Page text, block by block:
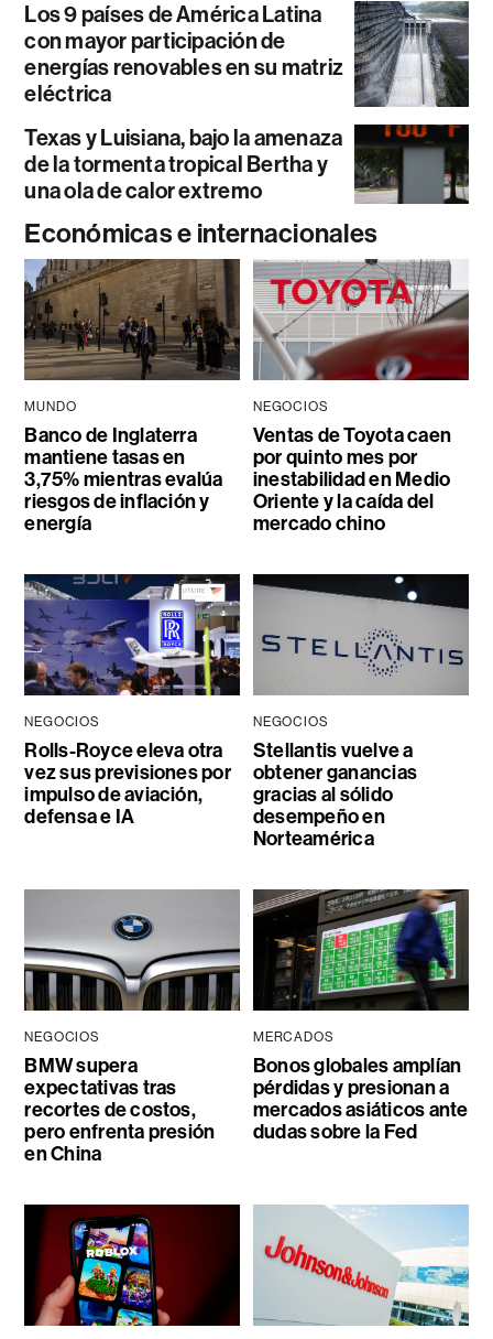
Los 9 países de América Latina
con mayor participación de
energías renovables en su matriz
eléctrica
Texas y Luisiana, bajo la amenaza
de la tormenta tropical Bertha y
una ola de calor extremo
Económicas e internacionales
MUNDO
Banco de Inglaterra
mantiene tasas en
3,75% mientras evalúa
riesgos de inflación y
energía
NEGOCIOS
Ventas de Toyota caen
por quinto mes por
inestabilidad en Medio
Oriente y la caída del
mercado chino
NEGOCIOS
Rolls-Royce eleva otra
vez sus previsiones por
impulso de aviación,
defensa e IA
NEGOCIOS
Stellantis vuelve a
obtener ganancias
gracias al sólido
desempeño en
Norteamérica
NEGOCIOS
BMW supera
expectativas tras
recortes de costos,
pero enfrenta presión
en China
MERCADOS
Bonos globales amplían
pérdidas y presionan a
mercados asiáticos ante
dudas sobre la Fed